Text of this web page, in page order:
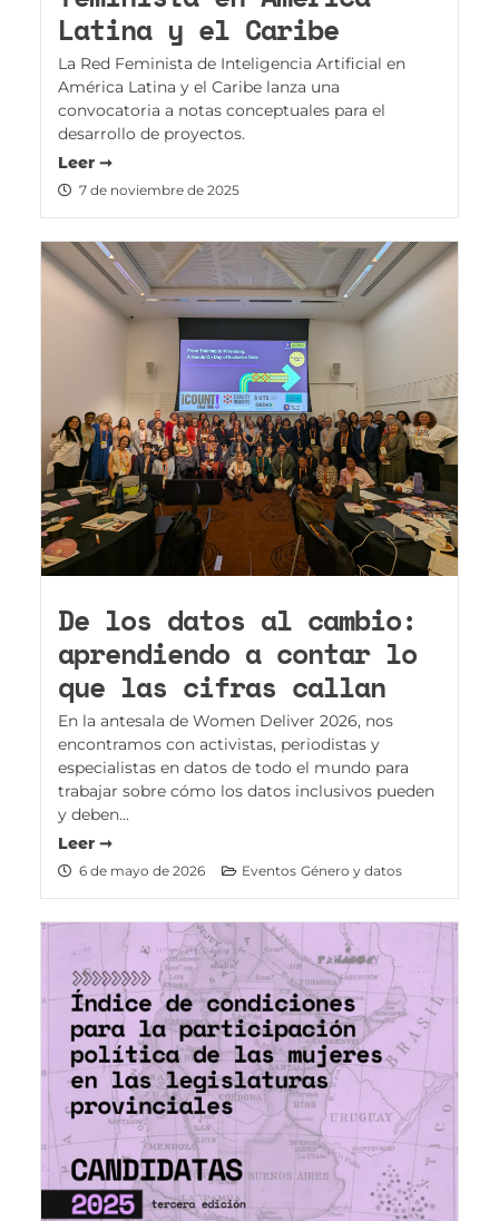
Latina y el Caribe
La Red Feminista de Inteligencia Artificial en
América Latina y el Caribe lanza una
convocatoria a notas conceptuales para el
desarrollo de proyectos.
Leer ➞
7 de noviembre de 2025
De los datos al cambio:
aprendiendo a contar lo
que las cifras callan
En la antesala de Women Deliver 2026, nos
encontramos con activistas, periodistas y
especialistas en datos de todo el mundo para
trabajar sobre cómo los datos inclusivos pueden
y deben...
Leer ➞
6 de mayo de 2026 Eventos Género y datos